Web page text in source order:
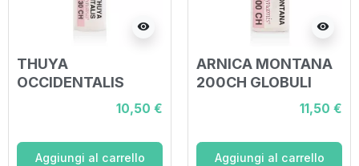
visibility
THUYA
OCCIDENTALIS
30CH GRANULI
10,50 €
Aggiungi al carrello
visibility
ARNICA MONTANA
200CH GLOBULI
11,50 €
Aggiungi al carrello